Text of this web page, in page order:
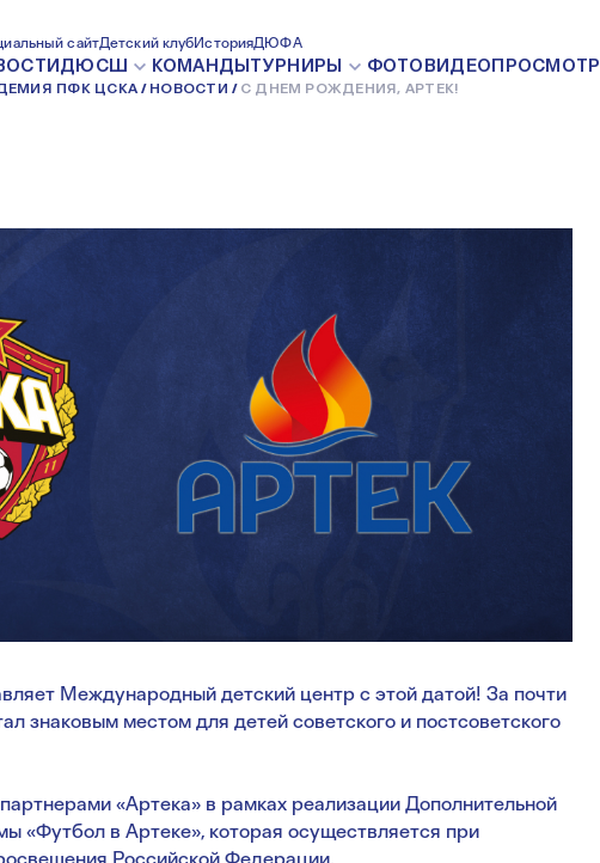
сайтДетский клубИсторияДЮФА
ДЮСШ КОМАНДЫТУРНИРЫ ФОТОВИДЕОПРОСМОТР
ПФК ЦСКА НОВОСТИ С ДНЕМ РОЖДЕНИЯ, АРТЕК!
АРТЕК!
Международный детский центр с этой датой! За почти
знаковым местом для детей советского и постсоветского
«Артека» в рамках реализации Дополнительной
«Футбол в Артеке», которая осуществляется при